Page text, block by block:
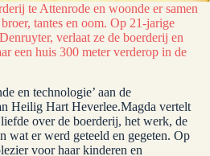
te Attenrode en woonde er samen
tantes en oom. Op 21-jarige
verlaat ze de boerderij en
een huis 300 meter verderop in de
en technologie’ aan de
Heilig Hart Heverlee.Magda vertelt
over de boerderij, het werk, de
wat er werd geteeld en gegeten. Op
voor haar kinderen en